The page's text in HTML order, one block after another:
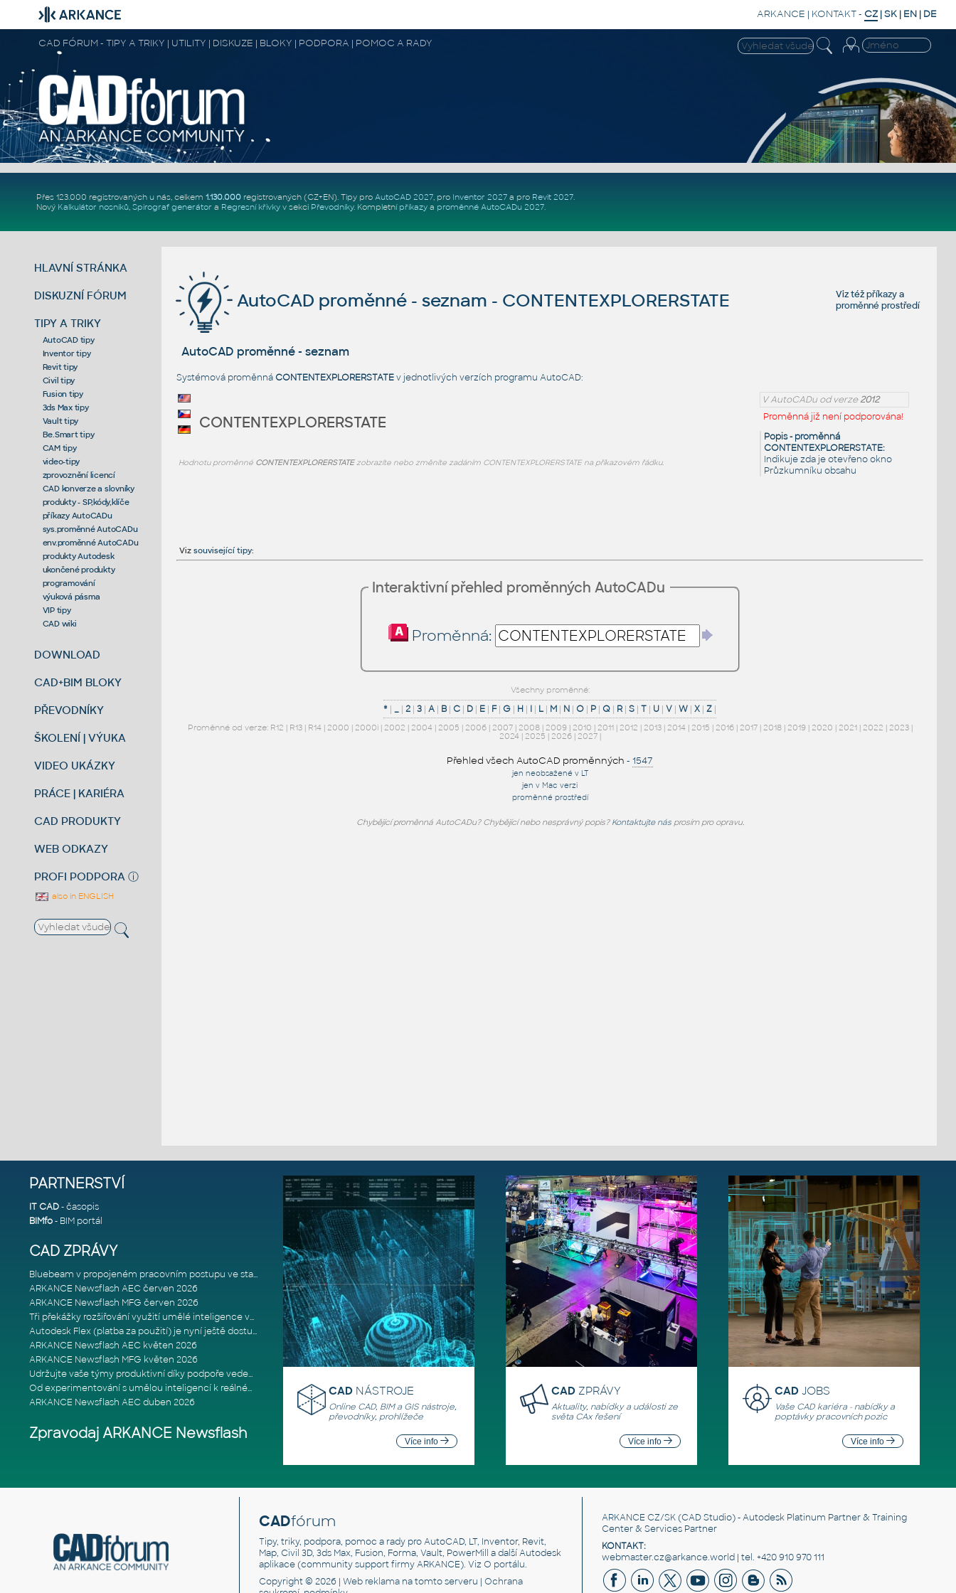
ARKANCE | KONTAKT- CZ |SK | EN | DE
CAD FÓRUM - TIPY A TRIKY | UTILITY | DISKUZE | BLOKY | PODPORA | POMOC A RADY
Přes 123.000 registrovaných u nás, celkem 1.130.000registrovaných (CZ+EN). Tipy pro AutoCAD 2027, pro Inventor 2027a pro Revit 2027.
Nový Kalkulátor nosníků, Spirograf generátor a Regresní křivkyv sekci Převodníky. Kompletní příkazya proměnné AutoCADu 2027.
HLAVNÍ STRÁNKA
DISKUZNÍ FÓRUM
TIPY A TRIKY
AutoCAD tipy
Inventor tipy
Revit tipy
Civil tipy
Fusion tipy
3ds Max tipy
Vault tipy
Be.Smart tipy
CAM tipy
video-tipy
zprovoznění licencí
CAD konverze a slovníky
produkty - SP,kódy,klíče
příkazy AutoCADu
sys.proměnné AutoCADu
env.proměnné AutoCADu
produkty Autodesk
ukončené produkty
programování
výuková pásma
VIP tipy
CAD wiki
DOWNLOAD
CAD+BIM BLOKY
PŘEVODNÍKY
ŠKOLENÍ | VÝUKA
VIDEO UKÁZKY
PRÁCE | KARIÉRA
CAD PRODUKTY
WEB ODKAZY
PROFI PODPORA ⓘ
also in ENGLISH
Viz téžpříkazya
proměnné prostředí
AutoCAD proměnné - seznam - CONTENTEXPLORERSTATE
AutoCAD proměnné - seznam
Systémová proměnnáCONTENTEXPLORERSTATEv jednotlivých verzích programu AutoCAD:
V AutoCADu od verze2012
Proměnná již není podporována!
Popis - proměnná
CONTENTEXPLORERSTATE:
Indikuje zda je otevřeno okno
Průzkumníku obsahu
CONTENTEXPLORERSTATE
Hodnotu proměnné CONTENTEXPLORERSTATEzobrazíte nebo změníte zadáním CONTENTEXPLORERSTATE na příkazovém řádku.
Viz související tipy:
Interaktivní přehled proměnných AutoCADu
Proměnná:
Všechny proměnné:
* | _ |2 |3 |A | B |C | D | E | F|G | H | I | L | M | N |O | P |Q | R |S |T | U |V |W |X |Z |
Proměnné od verze: R12 | R13| R14| 2000 | 2000i| 2002 | 2004| 2005 | 2006| 2007| 2008| 2009| 2010 | 2011| 2012 | 2013| 2014| 2015 | 2016| 2017| 2018| 2019| 2020 | 2021| 2022 | 2023|
2024| 2025 | 2026| 2027|
Přehled všech AutoCAD proměnných -1547
jen neobsažené v LT
jen v Mac verzi
proměnné prostředí
Chybějící proměnná AutoCADu? Chybějící nebo nesprávný popis? Kontaktujte násprosím pro opravu.
PARTNERSTVÍ
IT CAD- časopis
BIMfo- BIM portál
CAD ZPRÁVY
Bluebeam v propojeném pracovním postupu ve stavebnictví: Proč je int
ARKANCE Newsflash AEC červen 2026
ARKANCE Newsflash MFG červen 2026
Tři překážky rozšiřování využití umělé inteligence ve stavebním prům
Autodesk Flex (platba za použití) je nyní ještě dostupnější
ARKANCE Newsflash AEC květen 2026
ARKANCE Newsflash MFG květen 2026
Udržujte vaše týmy produktivní díky podpoře vedené odborníky
Od experimentování s umělou inteligencí k reálnému dopadu na podniká
ARKANCE Newsflash AEC duben 2026
Zpravodaj ARKANCE Newsflash
CAD NÁSTROJE
Online CAD, BIM a GIS nástroje,
převodníky, prohlížeče
Více info
CAD ZPRÁVY
Aktuality, nabídky a události ze
světa CAx řešení
Více info
CADJOBS
Vaše CAD kariéra - nabídky a
poptávky pracovních pozic
Více info
CADfórum
Tipy, triky, podpora, pomoc a rady pro AutoCAD, LT, Inventor, Revit,
Map, Civil 3D, 3ds Max, Fusion, Forma, Vault, PowerMill a další Autodesk
aplikace (community support firmy ARKANCE). Viz O portálu.
Copyright © 2026 | Web reklamana tomto serveru | Ochrana
ARKANCE CZ/SK(CAD Studio) - Autodesk Platinum Partner & Training
Center & Services Partner
KONTAKT:
webmaster.cz@arkance.world | tel. +420 910 970 111